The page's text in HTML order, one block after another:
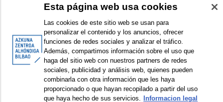
Erakusten diren elementuak: 1 a 10 de 12
© Azkuna Zentroa - Alhóndiga Bilbao
Esta página web usa cookies
Las cookies de este sitio web se usan para
personalizar el contenido y los anuncios, ofrecer
funciones de redes sociales y analizar el tráfico.
Además, compartimos información sobre el uso que
haga del sitio web con nuestros partners de redes
sociales, publicidad y análisis web, quienes pueden
combinarla con otra información que les haya
proporcionado o que hayan recopilado a partir del uso
que haya hecho de sus servicios.
Informacion legal